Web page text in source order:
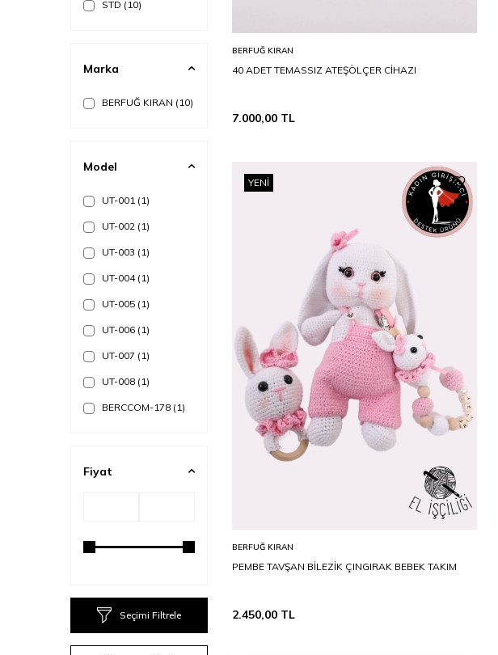
STD (10)
Marka
BERFUĞ KIRAN (10)
Model
UT-001 (1)
UT-002 (1)
UT-003 (1)
UT-004 (1)
UT-005 (1)
UT-006 (1)
UT-007 (1)
UT-008 (1)
BERCCOM-178 (1)
Fiyat
Seçimi Filtrele
Sepete Ekle
BERFUĞ KIRAN
40 ADET TEMASSIZ ATEŞÖLÇER CİHAZI
7.000,00 TL
YENI
Sepete Ekle
BERFUĞ KIRAN
PEMBE TAVŞAN BİLEZİK ÇINGIRAK BEBEK TAKIM
2.450,00 TL